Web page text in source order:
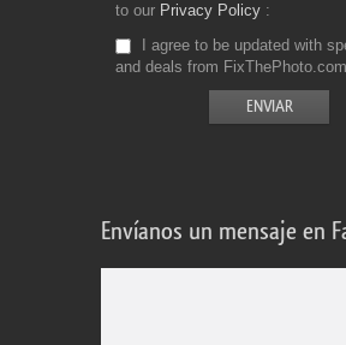
to our Privacy Policy
I agree to be updated with
and deals from FixThePhoto.com
Envíanos un mensaje en